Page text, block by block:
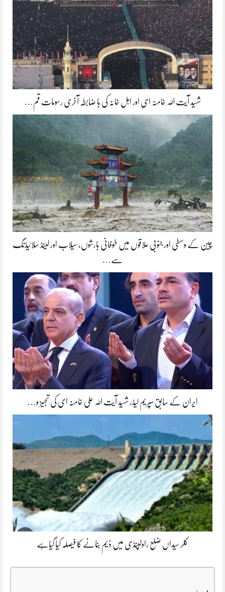
شہید آیت اللہ خامنہ ای اور اہل خانہ کی با ضابطہ آخری رسومات قم…
چین کے وسطی اور جنوبی علاقوں میں طوفانی بارشوں، سیلاب اور لینڈ سلائیڈنگ
سے…
ایران کے سابق سپریم لیڈر شہید آیت اللہ علی خامنہ ای کی تجہیز و…
کلر سیداں ضلع راولپنڈی میں ڈیم بنانے کا فیصلہ کیا گیاہے